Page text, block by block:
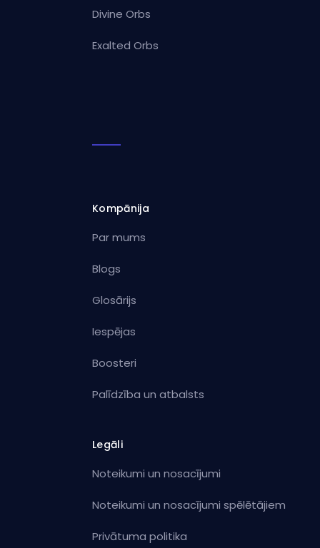
Divine Orbs
Exalted Orbs
Kompānija
Par mums
Blogs
Glosārijs
Iespējas
Boosteri
Palīdzība un atbalsts
Legāli
Noteikumi un nosacījumi
Noteikumi un nosacījumi spēlētājiem
Privātuma politika